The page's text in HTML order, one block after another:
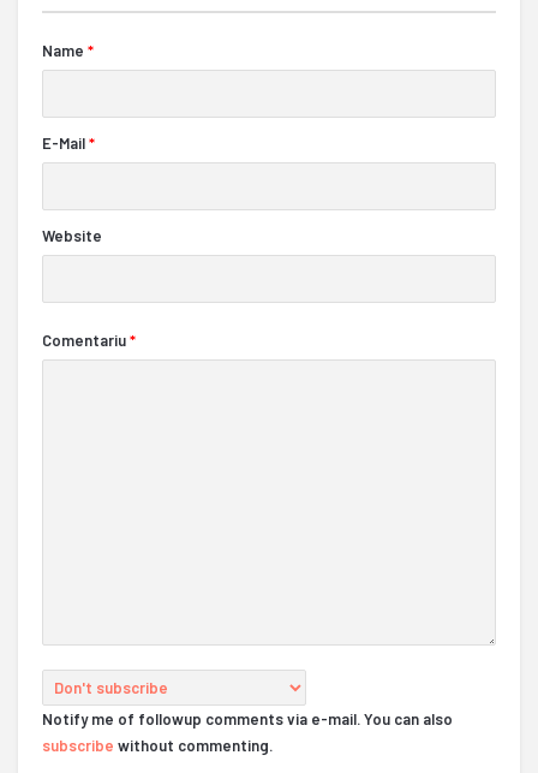
Name *
E-Mail*
Website
Comentariu*
Notify me of followup comments via e-mail. You can also
subscribe without commenting.